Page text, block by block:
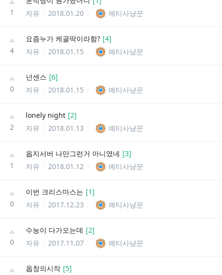
1
자유
2018.01.20 예티사냥꾼
4
요즘누가 케골딱이라함? [4]
자유
2018.01.15 예티사냥꾼
0
넌센스 [6]
자유
2018.01.15 예티사냥꾼
2
lonely night [2]
자유
2018.01.13 예티사냥꾼
1
옵지서버 나만그런거 아니였네 [3]
자유
2018.01.12 예티사냥꾼
0
이번 크리스마스는 [1]
자유
2017.12.23 예티사냥꾼
0
수능이 다가오는데 [2]
자유
2017.11.07 예티사냥꾼
옵창의시작 [5]